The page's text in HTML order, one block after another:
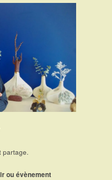
partage.
ou évènement